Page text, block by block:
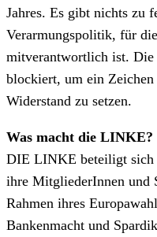
Jahres. Es gibt nichts zu
Verarmungspolitik, für
mitverantwortlich ist. Die
blockiert, um ein
Widerstand zu setzen.
Was macht die LINKE?
DIE LINKE beteiligt sich
ihre MitgliederInnen und
Rahmen ihres
Bankenmacht und